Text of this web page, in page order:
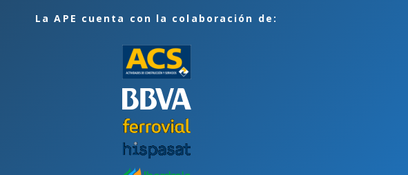
La APE cuenta con la colaboración de: